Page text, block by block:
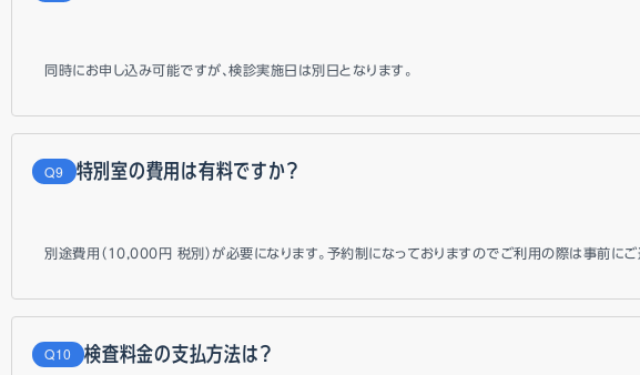
同時にお申し込み可能ですが、検診実施日は別日となります。
Q 特別室の費用は有料ですか？
別途費用（10,000円 税別）が必要になります。予約制になっておりますのでご利用の際は事前にご
Q 検査料金の支払方法は？